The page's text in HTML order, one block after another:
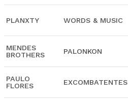
PLANXTY WORDS & MUSIC
MENDES
BROTHERS
PALONKON
PAULO
FLORES
EXCOMBATENTES